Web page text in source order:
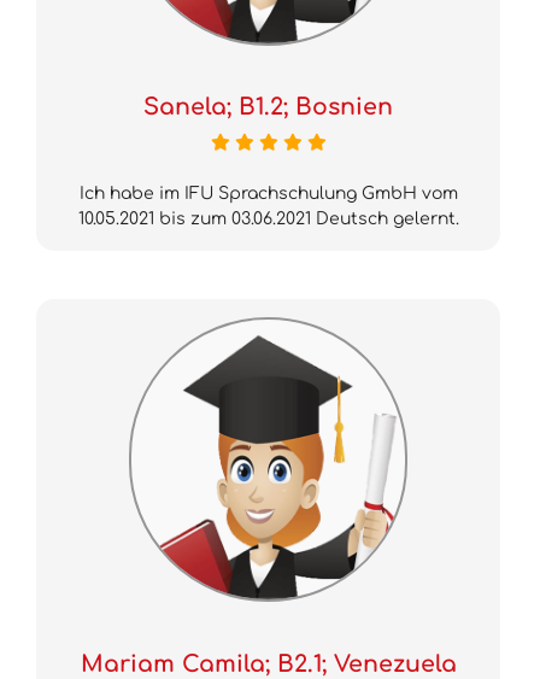
Sanela; B1.2; Bosnien
Ich habe im IFU Sprachschulung GmbH vom
10.05.2021 bis zum 03.06.2021 Deutsch gelernt.
Mariam Camila; B2.1; Venezuela